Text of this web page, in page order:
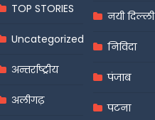
TOP STORIES
Uncategorized
अन्तर्राष्ट्रीय
अलीगढ़
नयी दिल्ली
निविदा
पंजाब
पटना